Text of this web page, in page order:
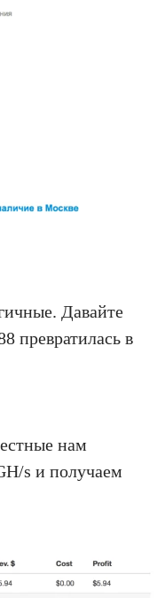
Давайте
превратилась в
нам
s и получаем